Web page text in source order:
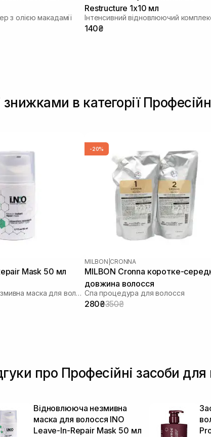
з олією макадамії
Restructure 1х10 мл
140₴
знижками в категорії
Mask 50 мл
Відновлююча незмивна маска для волосся
-20%
MILBON CRONNA
MILBON Cronna коротке-
довжина волосся
Спа процедура для волосся
280₴350₴
про Професійні засоби
Відновлююча незмивна
маска для волосся INO
Leave-In-Repair Mask 50 мл